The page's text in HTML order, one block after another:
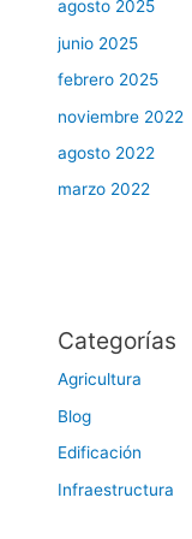
agosto 2025
junio 2025
febrero 2025
noviembre 2022
agosto 2022
marzo 2022
Categorías
Agricultura
Blog
Edificación
Infraestructura